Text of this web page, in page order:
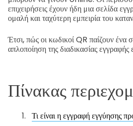
επιχειρήσεις έχουν ήδη μια σελίδα
ομαλή και ταχύτερη εμπειρία του
Έτσι, πώς οι κωδικοί QR παίζουν ένα
απλοποίηση της διαδικασίας
Πίνακας
Τι είναι η εγγραφή εγγύησης